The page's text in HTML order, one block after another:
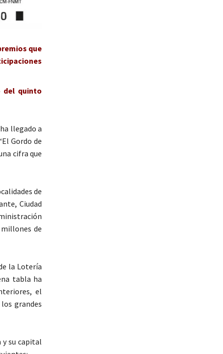
que
del quinto
llegado a
Gordo de
cifra que
de
Ciudad
de
la Lotería
tabla ha
el
grandes
y su capital